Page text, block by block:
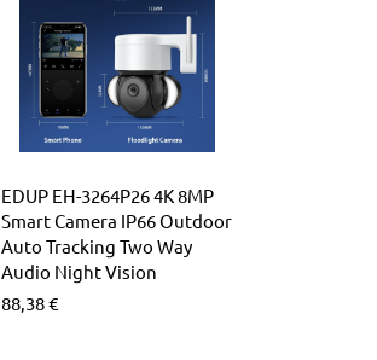
EDUP EH-3264P26 4K 8MP
Smart Camera IP66 Outdoor
Auto Tracking Two Way
Audio Night Vision
88,38€